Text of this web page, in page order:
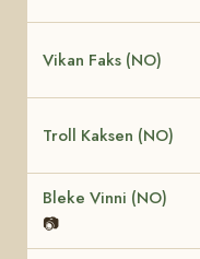
Vikan Faks (NO)
Troll Kaksen (NO)
Bleke Vinni (NO)
📷